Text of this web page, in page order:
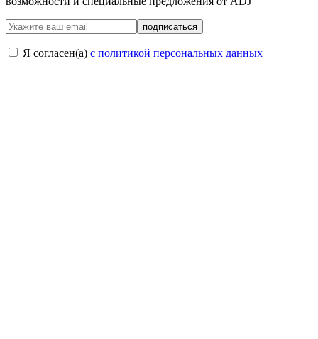
подписаться
Я согласен(a) с политикой персональных данных